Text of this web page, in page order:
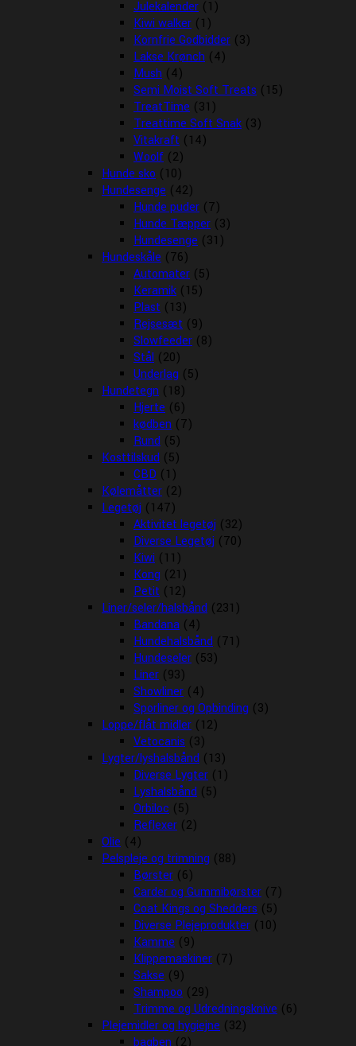
Julekalender (1)
Kiwi walker (1)
Kornfrie Godbidder (3)
Lakse Krønch (4)
Mush (4)
Semi Moist Soft Treats (15)
TreatTime (31)
Treattime Soft Snak (3)
Vitakraft (14)
Woolf (2)
Hunde sko (10)
Hundesenge (42)
Hunde puder (7)
Hunde Tæpper (3)
Hundesenge (31)
Hundeskåle (76)
Automater (5)
Keramik (15)
Plast (13)
Rejsesæt (9)
Slowfeeder (8)
Stål (20)
Underlag (5)
Hundetegn (18)
Hjerte (6)
kødben (7)
Rund (5)
Kosttilskud (5)
CBD (1)
Kølemåtter (2)
Legetøj (147)
Aktivitet legetøj (32)
Diverse Legetøj (70)
Kiwi (11)
Kong (21)
Petit (12)
Liner/seler/halsbånd (231)
Bandana (4)
Hundehalsbånd (71)
Hundeseler (53)
Liner (93)
Showliner (4)
Sporliner og Opbinding (3)
Loppe/flåt midler (12)
Vetocanis (3)
Lygter/lyshalsbånd (13)
Diverse Lygter (1)
Lyshalsbånd (5)
Orbiloc (5)
Reflexer (2)
Olie (4)
Pelspleje og trimning (88)
Børster (6)
Carder og Gummibørster (7)
Coat Kings og Shedders (5)
Diverse Plejeprodukter (10)
Kamme (9)
Klippemaskiner (7)
Sakse (9)
Shampoo (29)
Trimme og Udredningsknive (6)
Plejemidler og hygiejne (32)
bagben (2)